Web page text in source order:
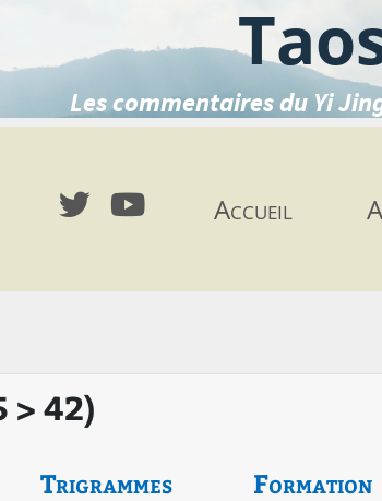
Les commentaires du Yi
Accueil
> 42)
Trigrammes Formation